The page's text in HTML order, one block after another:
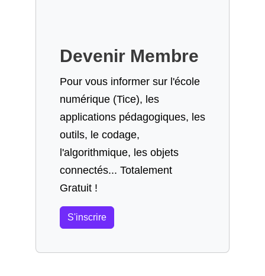
Devenir Membre
Pour vous informer sur l'école
numérique (Tice), les
applications pédagogiques, les
outils, le codage,
l'algorithmique, les objets
connectés... Totalement
Gratuit !
S'inscrire